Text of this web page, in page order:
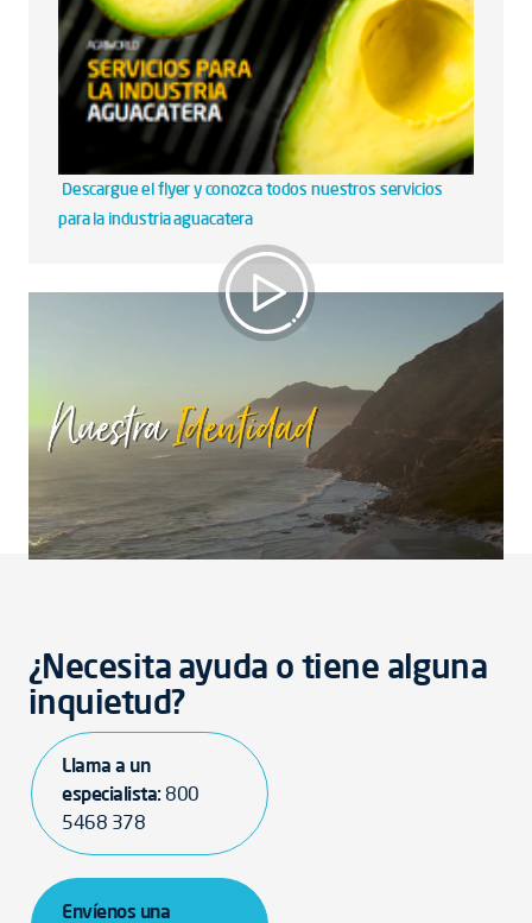
Descargue el flyer y conozca todos nuestros servicios
para la industria aguacatera
La tradición vive en América Latina
¿Necesita ayuda o tiene alguna
inquietud?
Llama a un
especialista:800
5468 378
Envíenos una